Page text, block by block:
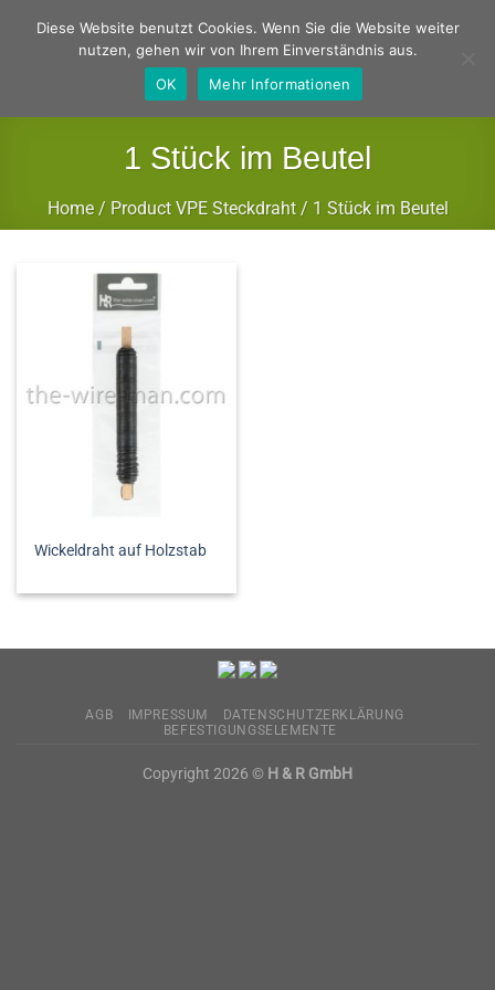
Inhalt
1 Stück im Beutel
Home / Product VPE Steckdraht / 1 Stück im Beutel
Wickeldraht auf Holzstab
AGB IMPRESSUM
DATENSCHUTZERKLÄRUNG
BEFESTIGUNGSELEMENTE
Copyright 2026 © H & R GmbH
Diese Website benutzt Cookies. Wenn Sie die Website weiter
nutzen, gehen wir von Ihrem Einverständnis aus.
OK
Mehr Informationen